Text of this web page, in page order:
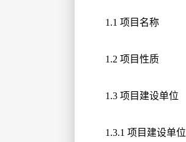
1.1 项目名称
1.2 项目性质
1.3 项目建设单位
1.3.1 项目建设单位